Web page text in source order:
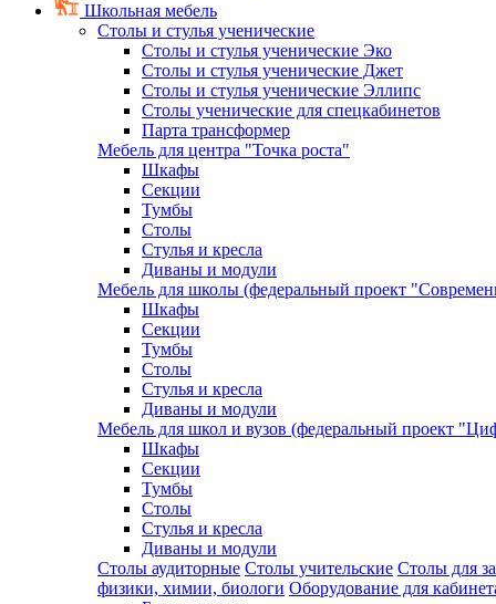
Школьная мебель
Столы и стулья ученические
Столы и стулья ученические Эко
Столы и стулья ученические Джет
Столы и стулья ученические Эллипс
Столы ученические для спецкабинетов
Парта трансформер
Мебель для центра "Точка роста"
Шкафы
Секции
Тумбы
Столы
Стулья и кресла
Диваны и модули
Мебель для школы (федеральный проект
Шкафы
Секции
Тумбы
Столы
Стулья и кресла
Диваны и модули
Мебель для школ и вузов (федеральный проект
Шкафы
Секции
Тумбы
Столы
Стулья и кресла
Диваны и модули
Столы аудиторные Столы учительские Столы для
физики, химии, биологи Оборудование для